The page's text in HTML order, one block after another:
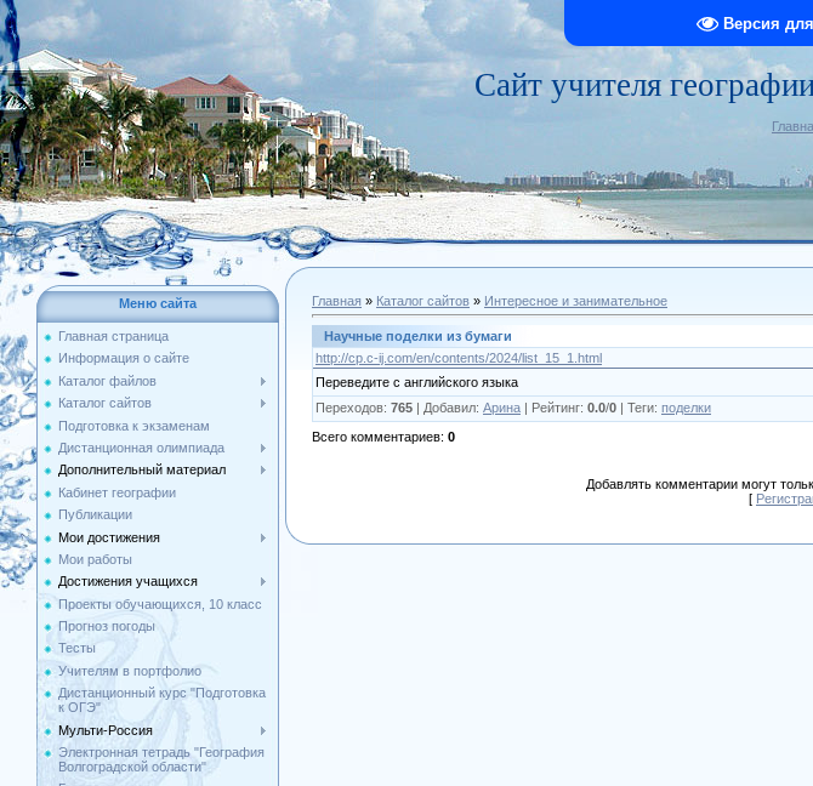
Версия
Сайт учителя
Меню сайта
Главная страница
Информация о сайте
Каталог файлов
Каталог сайтов
Подготовка к экзаменам
Дистанционная олимпиада
Дополнительный материал
Кабинет географии
Публикации
Мои достижения
Мои работы
Достижения учащихся
Проекты обучающихся, 10 класс
Прогноз погоды
Тесты
Учителям в портфолио
Дистанционный курс "Подготовка
к ОГЭ"
Мульти-Россия
Электронная тетрадь "География
Волгоградской области"
Главная » Каталог сайтов » Интересное и занимательное
Научные поделки из бумаги
http://cp.c-ij.com/en/contents/2024/list_15_1.html
Переведите с английского языка
Переходов: 765 | Добавил: Арина | Рейтинг: 0.0/0 | Теги: поделки
Всего комментариев: 0
Добавлять комментарии могут
[